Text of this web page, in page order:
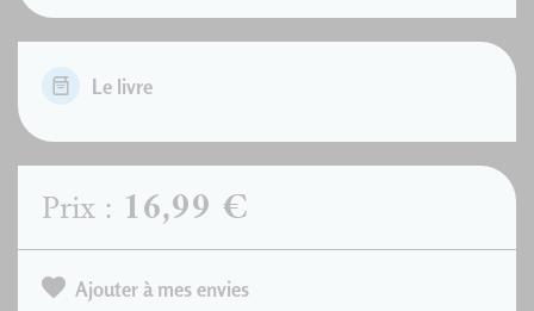
Le livre
Prix : 16,99 €
Ajouter à mes envies